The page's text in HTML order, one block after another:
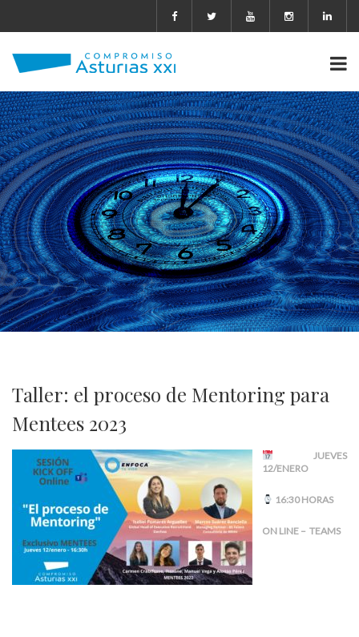
Taller: el proceso de Mentoring para
Mentees 2023
JUEVES
12/ENERO
16:30 HORAS
ON LINE – TEAMS